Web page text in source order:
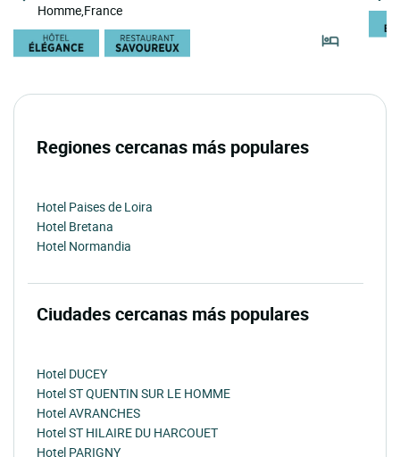
Homme,France
Regiones cercanas más populares
Hotel Paises de Loira
Hotel Bretana
Hotel Normandia
Ciudades cercanas más populares
Hotel DUCEY
Hotel ST QUENTIN SUR LE HOMME
Hotel AVRANCHES
Hotel ST HILAIRE DU HARCOUET
Hotel PARIGNY